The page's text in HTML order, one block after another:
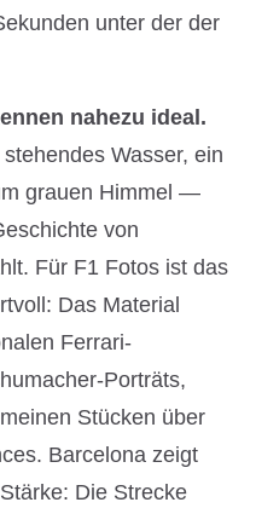
unter der der
nahezu ideal.
Wasser, ein
grauen Himmel —
von
Für F1 Fotos ist das
Das Material
Ferrari-
Porträts,
Stücken über
Barcelona zeigt
Die Strecke